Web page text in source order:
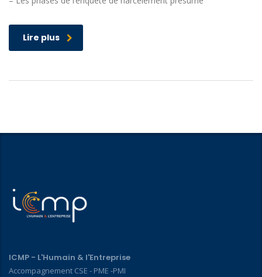
Lire plus
ICMP - L'Humain & l'Entreprise
Accompagnement CSE - PME -PMI